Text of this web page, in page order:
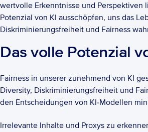
wertvolle Erkenntnisse und
Potenzial von KI ausschöpfen, uns das
Diskriminierungsfreiheit und Fairness
Das volle Potenzial
Fairness in unserer zunehmend von KI
Diversity, Diskriminierungsfreiheit und
den Entscheidungen von KI-Modellen
Irrelevante Inhalte und Proxys zu